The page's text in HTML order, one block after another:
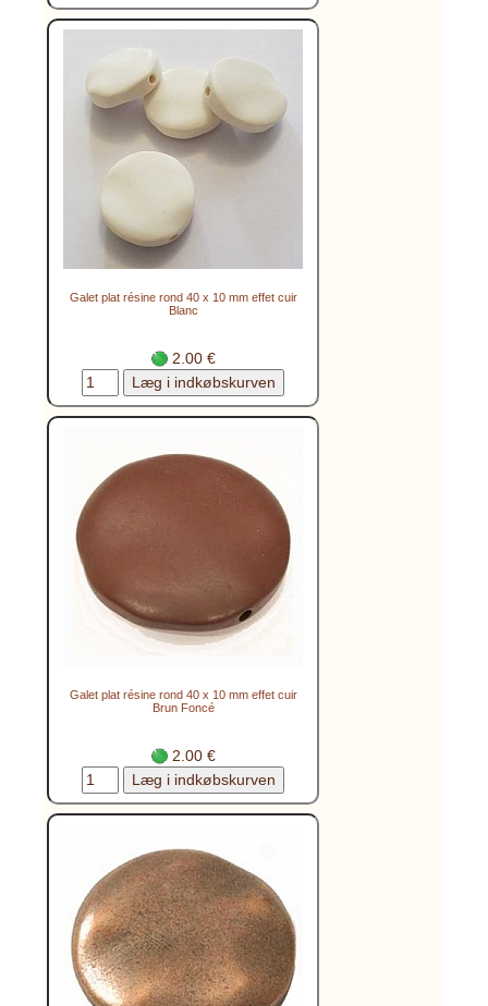
Galet plat résine rond 40 x 10 mm effet cuir
Blanc
2.00 €
Galet plat résine rond 40 x 10 mm effet cuir
Brun Foncé
2.00 €